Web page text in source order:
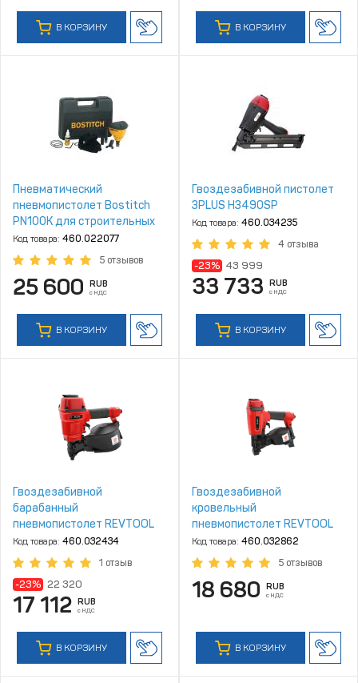
В КОРЗИНУ В КОРЗИНУ
Пневматический
пневмопистолет Bostitch
PN100K для строительных
гвоздей
Код товара: 460.022077
5 отзывов
25 600 RUB
с НДС
В КОРЗИНУ
Гвоздезабивной пистолет
3PLUS H3490SP
Код товара: 460.034235
4 отзыва
-23% 43 999
33 733 RUB
с НДС
В КОРЗИНУ
Гвоздезабивной
барабанный
пневмопистолет REVTOOL
PL57C (арт. PL57C16W)
Код товара: 460.032434
1 отзыв
-23% 22 320
17 112 RUB
с НДС
В КОРЗИНУ
Гвоздезабивной
кровельный
пневмопистолет REVTOOL
RF46C
Код товара: 460.032862
5 отзывов
18 680 RUB
с НДС
В КОРЗИНУ